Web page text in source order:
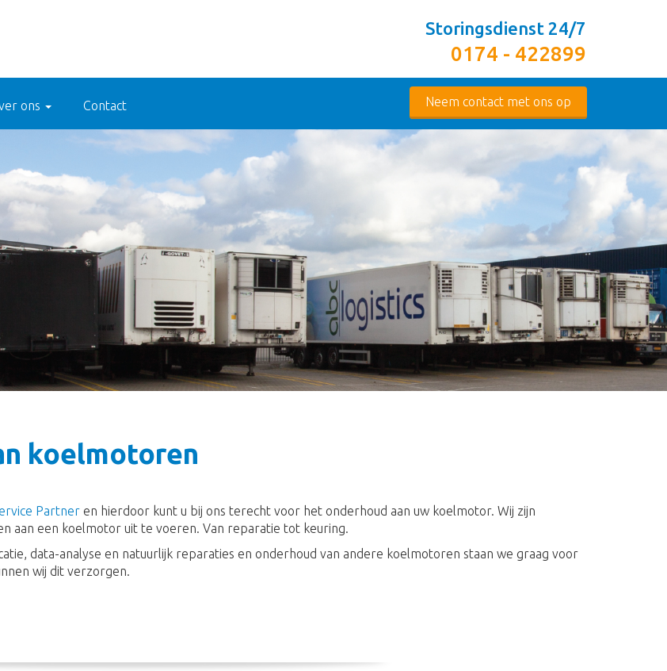
Storingsdienst 24/7
0174 - 422899
ons Contact Neem contact met ons op
koelmotoren
Partner en hierdoor kunt u bij ons terecht voor het onderhoud aan uw koelmotor. Wij zijn
aan een koelmotor uit te voeren. Van reparatie tot keuring.
data-analyse en natuurlijk reparaties en onderhoud van andere koelmotoren staan we graag voor
wij dit verzorgen.